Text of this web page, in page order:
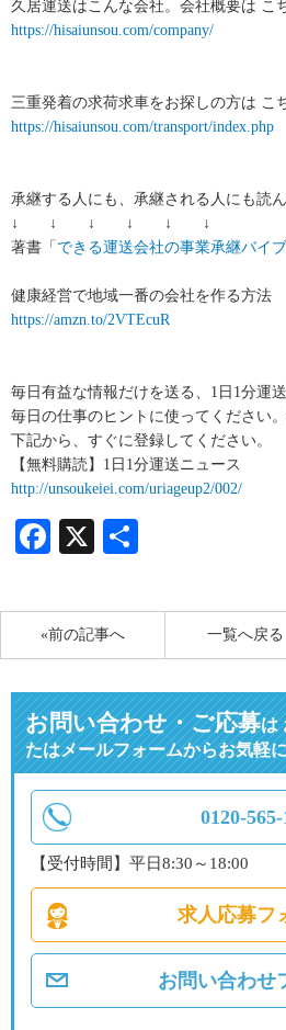
久居運送はこんな会社。会社概要は こ
https://hisaiunsou.com/company/
三重発着の求荷求車をお探しの方は こ
https://hisaiunsou.com/transport/index.php
承継する人にも、承継される人にも読
↓ ↓ ↓ ↓ ↓ ↓
著書「 できる運送会社の事業承継バイ
健康経営で地域一番の会社を作る方法
https://amzn.to/2VTEcuR
毎日有益な情報だけを送る、1日1分運
毎日の仕事のヒントに使ってください
下記から、すぐに登録してください。
【無料購読】1日1分運送ニュース
http://unsoukeiei.com/uriageup2/002/
Facebook
X
«前の記事へ 一覧へ戻る
お問い合わせ・ご応募は
たはメールフォームからお気軽
0120-565-
【受付時間】平日8:30～18:00
求人応募フ
お問い合わせ